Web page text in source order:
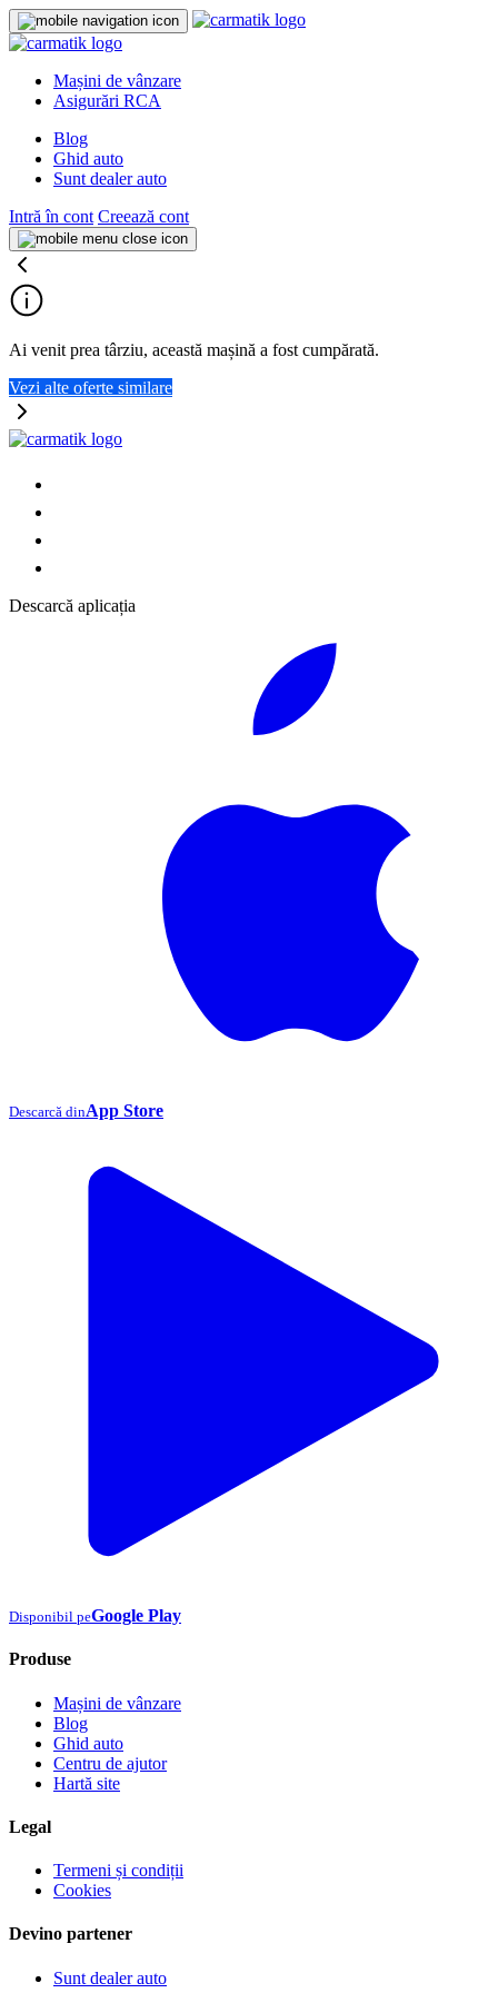
Mașini de vânzare
Asigurări RCA
Blog
Ghid auto
Sunt dealer auto
Intră în cont Creează cont
Ai venit prea târziu, această mașină a fost cumpărată.
Vezi alte oferte similare
Descarcă aplicația
Descarcă dinApp Store
Disponibil peGoogle Play
Produse
Mașini de vânzare
Blog
Ghid auto
Centru de ajutor
Hartă site
Legal
Termeni și condiții
Cookies
Devino partener
Sunt dealer auto